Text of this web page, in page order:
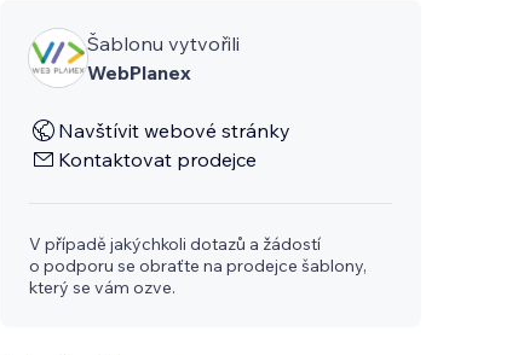
Šablonu vytvořili
WebPlanex
Navštívit webové stránky
Kontaktovat prodejce
V případě jakýchkoli dotazů a žádostí
o podporu se obraťte na prodejce šablony,
který se vám ozve.